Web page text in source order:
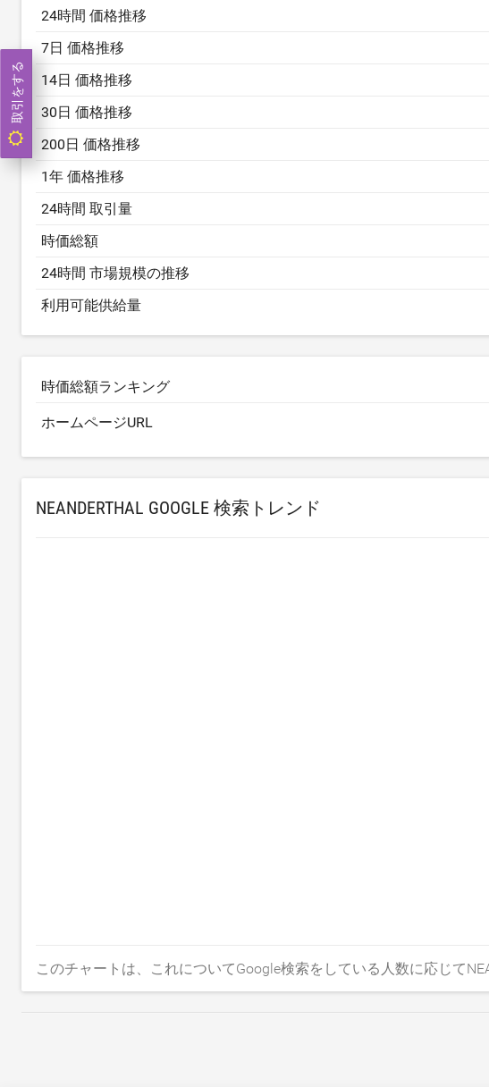
24時間 価格推移
7日 価格推移
14日 価格推移
30日 価格推移
200日 価格推移
1年 価格推移
24時間 取引量
時価総額
24時間 市場規模の推移
利用可能供給量
時価総額ランキング
ホームページURL
NEANDERTHAL GOOGLE 検索トレンド
このチャートは、これについてGoogle検索をしている人数に応じて
取引をする